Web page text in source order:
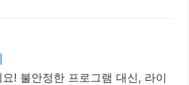
! 불안정한 프로그램 대신, 라이